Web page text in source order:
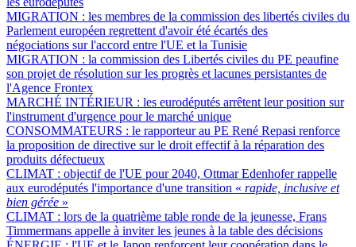
MIGRATION : les membres de la commission des libertés civiles du
Parlement européen regrettent d'avoir été écartés des
négociations sur l'accord entre l'UE et la Tunisie
MIGRATION : la commission des Libertés civiles du PE peaufine
son projet de résolution sur les progrès et lacunes persistantes de
l'Agence Frontex
MARCHÉ INTÉRIEUR : les eurodéputés arrêtent leur position sur
l'instrument d'urgence pour le marché unique
CONSOMMATEURS : le rapporteur au PE René Repasi renforce
la proposition de directive sur le droit effectif à la réparation des
produits défectueux
CLIMAT : objectif de l'UE pour 2040, Ottmar Edenhofer rappelle
aux eurodéputés l'importance d'une transition « rapide, inclusive et
bien gérée »
CLIMAT : lors de la quatrième table ronde de la jeunesse, Frans
Timmermans appelle à inviter les jeunes à la table des décisions